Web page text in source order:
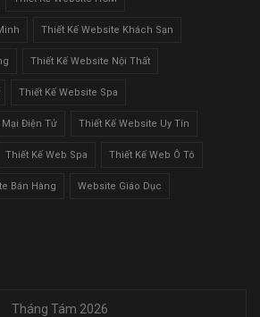
Thiết Kế Website Khách Sạn
Thiết Kế Website Nội Thất
Thiết Kế Website Spa
Điện Tử Thiết Kế Website Uy Tín
Thiết Kế Web Spa Thiết Kế Web Ô Tô
Bán Hàng Website Giáo Dục
Tháng Tám 2026